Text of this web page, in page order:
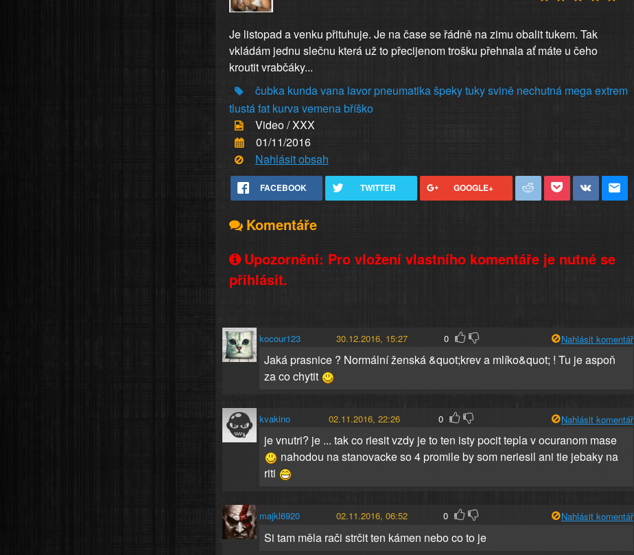
Je listopad a venku přituhuje. Je na čase se řádně na zimu obalit tukem. Tak
vkládám jednu slečnu která už to přecijenom trošku přehnala ať máte u čeho
kroutit vrabčáky...
čubka kundavana lavorpneumatikašpekytukysvině nechutná megaextrem
tlustáfat kurvavemenabříško
Video / XXX
01/11/2016
Nahlásit obsah
FACEBOOK TWITTER GOOGLE+
Komentáře
Upozornění: Pro vložení vlastního komentáře je nutné se
přihlásit.
kocour123 30.12.2016, 15:27 0 Nahlásit komentář
Jaká prasnice ? Normální ženská &quot;krev a mlíko&quot; ! Tu je aspoň
za co chytit
kvakino 02.11.2016, 22:26 0 Nahlásit komentář
je vnutri? je ... tak co riesit vzdy je to ten isty pocit tepla v ocuranom mase
nahodou na stanovacke so 4 promile by som neriesil ani tie jebaky na
riti
majkl6920 02.11.2016, 06:52 0 Nahlásit komentář
Si tam měla rači strčit ten kámen nebo co to je